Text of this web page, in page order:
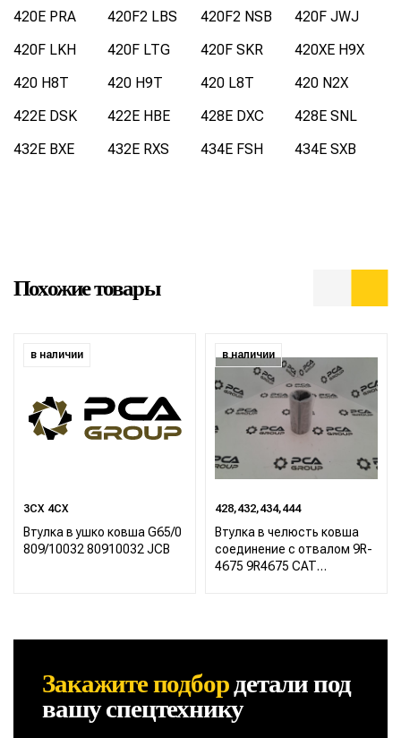
420E PRA 420F2 LBS 420F2 NSB
420F JWJ
420F LKH
420F LTG 420F SKR
420XE H9X
420 H8T
420 H9T 420 L8T
420 N2X
422E DSK
422E HBE 428E DXC
428E SNL
432E BXE
432E RXS 434E FSH 434E SXB
Похожие товары
в наличии
3CX 4CX
Втулка в ушко ковша G65/0
809/10032 80910032 JCB
в наличии
428,432,434,444
Втулка в челюсть ковша
соединение с отвалом 9R-
4675 9R4675 CAT
Закажите подбордеталипод
вашу спецтехнику